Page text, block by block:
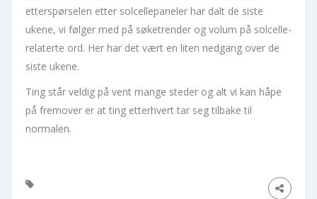
etterspørselen etter solcellepaneler har dalt de siste
ukene, vi følger med på søketrender og volum på solcelle-
relaterte ord. Her har det vært en liten nedgang over de
siste ukene.
Ting står veldig på vent mange steder og alt vi kan håpe
på fremover er at ting etterhvert tar seg tilbake til
normalen.